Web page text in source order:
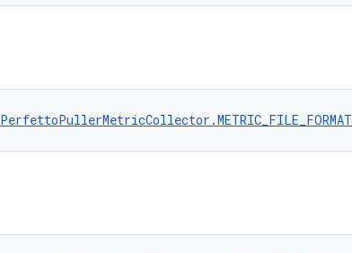
PerfettoPullerMetricCollector.METRIC_FILE_FORMAT